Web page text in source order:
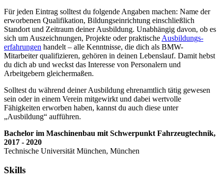
Für jeden Eintrag solltest du folgende Angaben machen: Name der
erworbenen Qualifikation, Bildungseinrichtung einschließlich
Standort und Zeitraum deiner Ausbildung. Unabhängig davon, ob es
sich um Auszeichnungen, Projekte oder praktische Ausbildungs­
erfahrungen handelt – alle Kenntnisse, die dich als BMW-
Mitarbeiter qualifizieren, gehören in deinen Lebenslauf. Damit hebst
du dich ab und weckst das Interesse von Personalern und
Arbeitgebern gleichermaßen.
Solltest du während deiner Ausbildung ehrenamtlich tätig gewesen
sein oder in einem Verein mitgewirkt und dabei wertvolle
Fähigkeiten erworben haben, kannst du auch diese unter
„Ausbildung“ aufführen.
Bachelor im Maschinenbau mit Schwerpunkt Fahrzeugtechnik,
2017 - 2020
Technische Universität München, München
Skills